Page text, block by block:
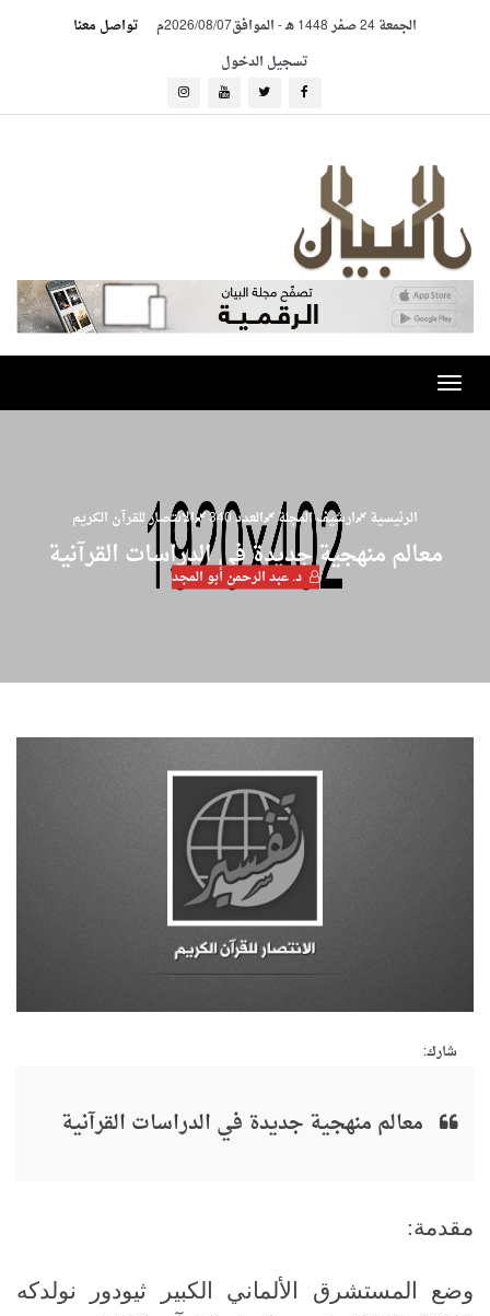
الجمعة 24 صفر 1448 هـ -الموافق2026/08/07م
تواصل معنا
تسجيل الدخول
Toggle
navigation
الرئيسية ارشيف المجلة العدد 340 الانتصار للقرآن الكريم
معالم منهجية جديدة في الدراسات القرآنية
د. عبد الرحمن أبو المجد
شارك:
معالم منهجية جديدة في الدراسات القرآنية
مقدمة:
وضع المستشرق الألماني الكبير ثيودور نولدكه